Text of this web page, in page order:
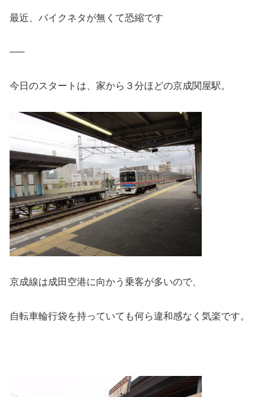
最近、バイクネタが無くて恐縮です
—–
今日のスタートは、家から３分ほどの京成関屋駅。
京成線は成田空港に向かう乗客が多いので、
自転車輪行袋を持っていても何ら違和感なく気楽です。